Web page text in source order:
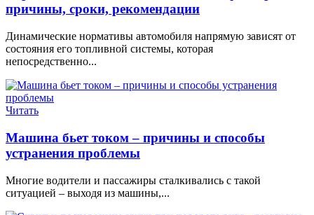
причины, сроки, рекомендации
Динамические нормативы автомобиля напрямую зависят от
состояния его топливной системы, которая
непосредственно...
Читать
Машина бьет током – причины и способы
устранения проблемы
Многие водители и пассажиры сталкивались с такой
ситуацией – выходя из машины,...